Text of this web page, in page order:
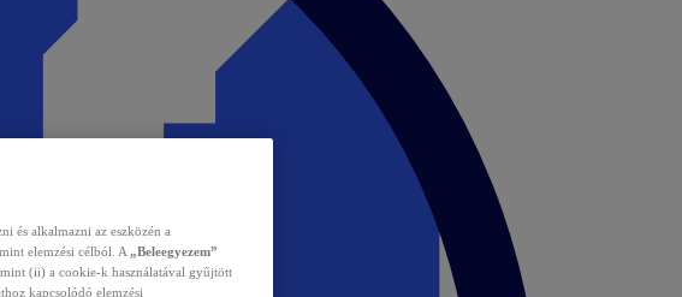
és alkalmazni az eszközén a
elemzési célból. A „Beleegyezem”
(ii) a cookie-k használatával gyűjtött
kapcsolódó elemzési